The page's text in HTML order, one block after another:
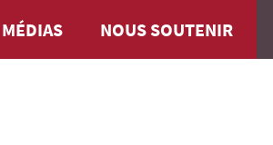
NOUS SOUTENIR